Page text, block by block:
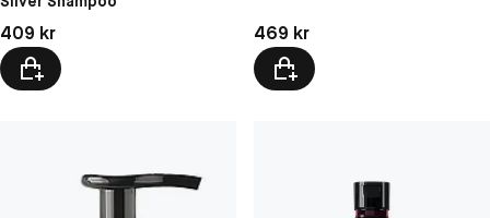
Pris: 409 kr
409 kr Pris: 469 kr
469 kr